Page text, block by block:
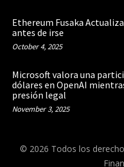
Ethereum Fusaka
antes de irse
October 4, 2025
Microsoft valora una
dólares en OpenAI
presión legal
November 3, 2025
© 2026 Todos los